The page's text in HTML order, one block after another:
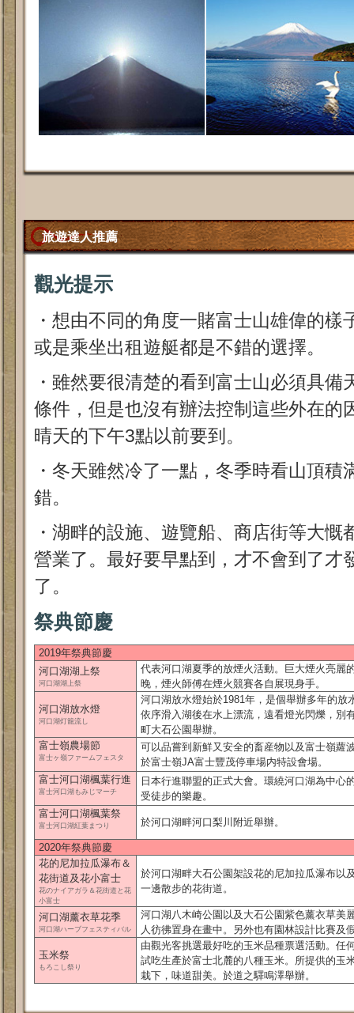
旅遊達人推薦
觀光提示
・想由不同的角度一賭富士山雄偉的
或是乘坐出租遊艇都是不錯的選擇。
・雖然要很清楚的看到富士山必須具
條件，但是也沒有辦法控制這些外在的
晴天的下午3點以前要到。
・冬天雖然冷了一點，冬季時看山頂積
錯。
・湖畔的設施、遊覽船、商店街等大
營業了。最好要早點到，才不會到了才
了。
祭典節慶
2019年祭典節慶
河口湖湖上祭
河口湖湖上祭
代表河口湖夏季的放煙火活動。巨大煙火亮麗
晚，煙火師傅在煙火競賽各自展現身手。
河口湖放水燈
河口湖灯籠流し
河口湖放水燈始於1981年，是個舉辦多年的放
依序滑入湖後在水上漂流，遠看燈光閃爍，別
町大石公園舉辦。
富士嶺農場節
富士ヶ嶺ファームフェスタ
可以品嘗到新鮮又安全的畜産物以及富士嶺蘿
於富士嶺JA富士豐茂停車場内特設會場。
富士河口湖楓葉行進
富士河口湖もみじマーチ
日本行進聯盟的正式大會。環繞河口湖為中心
受徒步的樂趣。
富士河口湖楓葉祭
富士河口湖紅葉まつり 於河口湖畔河口梨川附近舉辦。
2020年祭典節慶
花的尼加拉瓜瀑布＆
花街道及花小富士
花のナイアガラ＆花街道と花
小富士
於河口湖畔大石公園架設花的尼加拉瓜瀑布以
一邊散步的花街道。
河口湖薰衣草花季
河口湖ハーブフェスティバル
河口湖八木崎公園以及大石公園紫色薰衣草美
人彷彿置身在畫中。另外也有園林設計比賽及
玉米祭
もろこし祭り
由觀光客挑選最好吃的玉米品種票選活動。任
試吃生產於富士北麓的八種玉米。所提供的玉
栽下，味道甜美。於道之驛鳴澤舉辦。